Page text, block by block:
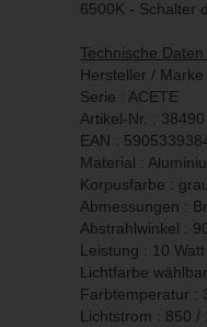
6500K - Schalter
Technische
Hersteller / Marke
Serie : ACETE
Artikel-Nr. : 38490
EAN :
Material :
Korpusfarbe :
Abmessungen :
Abstrahlwinkel :
Leistung : 10 Watt
Lichtfarbe
Farbtemperatur :
Lichtstrom : 850 /